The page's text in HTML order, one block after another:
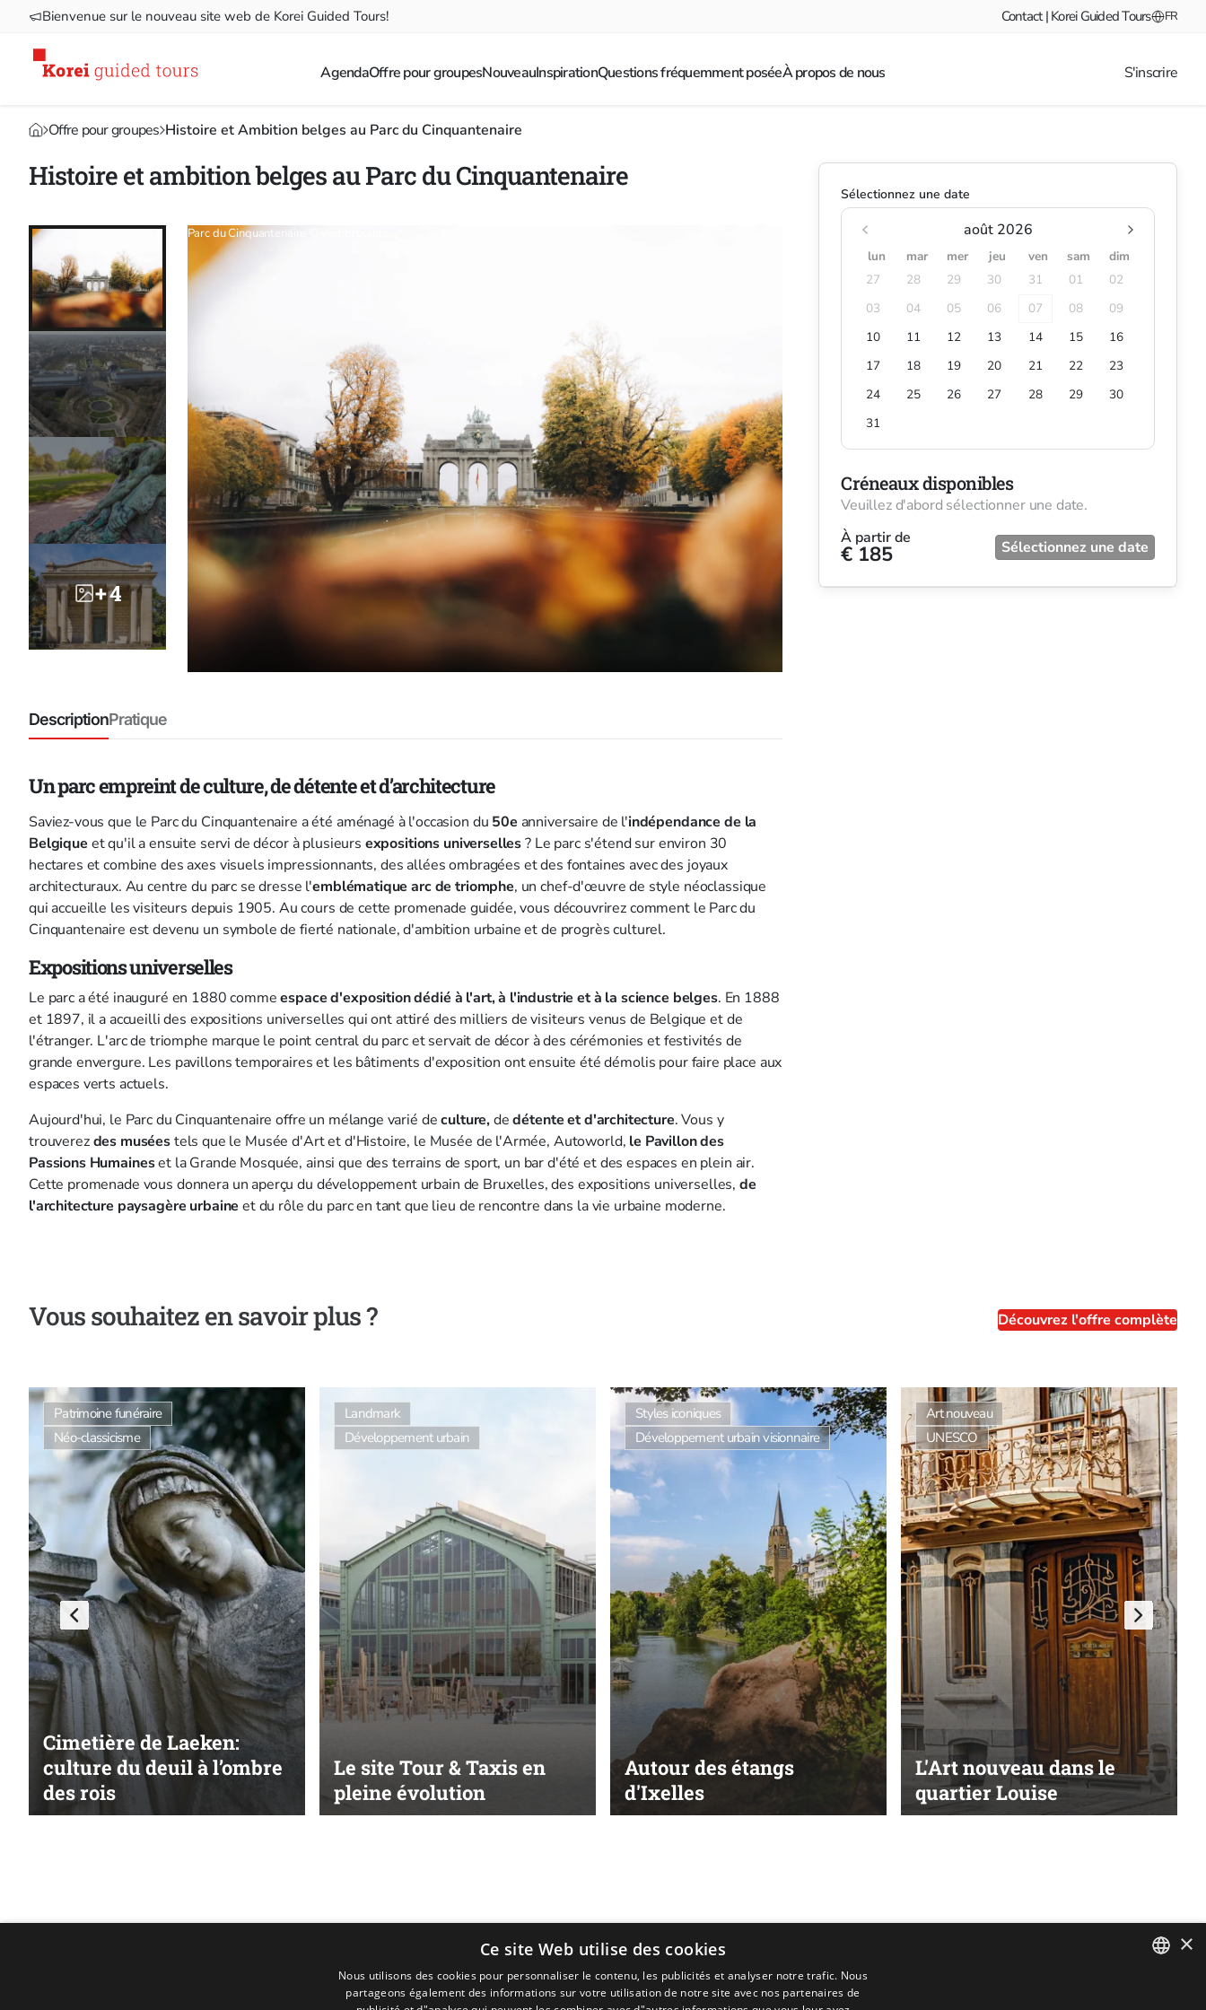
Bienvenue sur le nouveau site web de Korei Guided Tours! Contact | Korei Guided Tours FR
AgendaOffre pour groupesNouveauInspirationQuestions fréquemment poséeÀ propos de nous S'inscrire
Offre pour groupes Histoire et Ambition belges au Parc du Cinquantenaire
Histoire et ambition belges au Parc du Cinquantenaire
+ 4
Parc du Cinquantenaire © visit.brussels
DescriptionPratique
Un parc empreint de culture, de détente et d’architecture
Saviez-vous que le Parc du Cinquantenaire a été aménagé à l'occasion du 50e anniversaire de l'indépendance de la
Belgique et qu'il a ensuite servi de décor à plusieurs expositions universelles? Le parc s'étend sur environ 30
hectares et combine des axes visuels impressionnants, des allées ombragées et des fontaines avec des joyaux
architecturaux. Au centre du parc se dresse l'emblématique arc de triomphe, un chef-d'œuvre de style néoclassique
qui accueille les visiteurs depuis 1905. Au cours de cette promenade guidée, vous découvrirez comment le Parc du
Cinquantenaire est devenu un symbole de fierté nationale, d'ambition urbaine et de progrès culturel.
Expositions universelles
Le parc a été inauguré en 1880 commeespace d'exposition dédié à l'art, à l'industrie et à la science belges. En 1888
et 1897, il a accueilli des expositions universelles qui ont attiré des milliers de visiteurs venus de Belgique et de
l'étranger. L'arc de triomphe marque le point central du parc et servait de décor à des cérémonies et festivités de
grande envergure. Les pavillons temporaires et les bâtiments d'exposition ont ensuite été démolis pour faire place aux
espaces verts actuels.
Aujourd'hui, le Parc du Cinquantenaire offre un mélange varié deculture,dedétente et d'architecture. Vous y
trouverezdes muséestels que le Musée d'Art et d'Histoire, le Musée de l'Armée, Autoworld, le Pavillon des
Passions Humaineset la Grande Mosquée, ainsi que des terrains de sport, un bar d'été et des espaces en plein air.
Cette promenade vous donnera un aperçu du développement urbain de Bruxelles, des expositions universelles, de
l'architecture paysagère urbaine et du rôle du parc en tant que lieu de rencontre dans la vie urbaine moderne.
Sélectionnez une date
août 2026
lun mar mer jeu ven sam
dim
27
28 29 30 31 01
02
03
04 05 06 07 08
09
10
11 12 13 14 15
16
17
18 19 20 21 22
23
24
25 26 27 28 29
30
31
Créneaux disponibles
Veuillez d'abord sélectionner une date.
À partir de
€ 185 Sélectionnez une date
Vous souhaitez en savoir plus ? Découvrez l'offre complète
Patrimoine funéraire
Néo-classicisme
Cimetière de Laeken:
culture du deuil à l’ombre
des rois
Landmark
Développement urbain
Le site Tour & Taxis en
pleine évolution
Styles iconiques
Développement urbain visionnaire
Autour des étangs
d'Ixelles
Art nouveau
UNESCO
L'Art nouveau dans le
quartier Louise
×
Ce site Web utilise des cookies
Nous utilisons des cookies pour personnaliser le contenu, les publicités et analyser notre trafic. Nous
partageons également des informations sur votre utilisation de notre site avec nos partenaires de